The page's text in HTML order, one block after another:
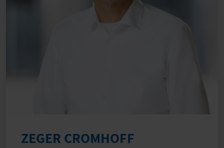
ZEGER CROMHOFF